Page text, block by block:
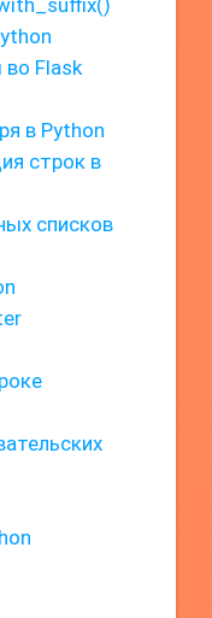
Flask
в Python
строк в
списков